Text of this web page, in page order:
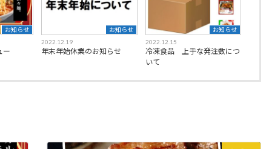
お知らせ
ー
お知らせ
2022.12.19
年末年始休業のお知らせ
お知らせ
2022.12.15
冷凍食品 上手な発注数につ
いて